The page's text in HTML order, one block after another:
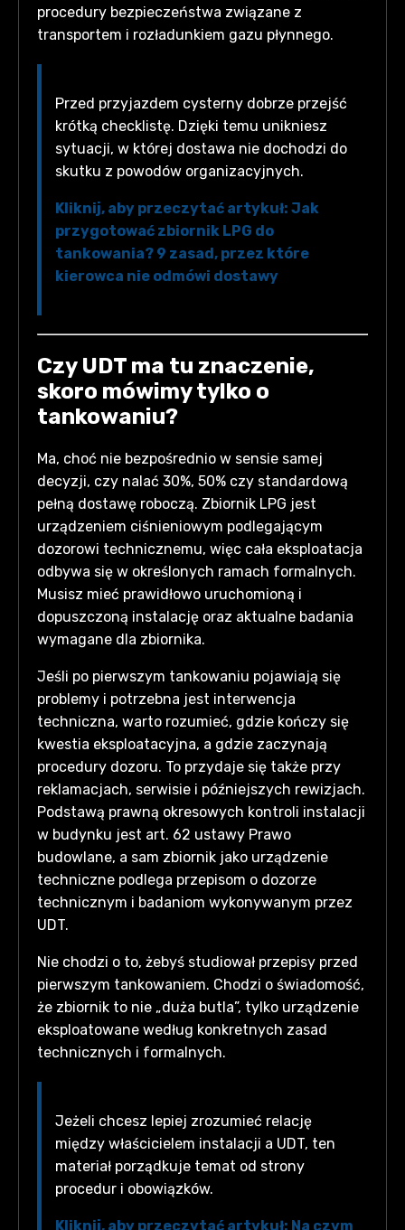
procedury bezpieczeństwa związane z
transportem i rozładunkiem gazu płynnego.
Przed przyjazdem cysterny dobrze przejść
krótką checklistę. Dzięki temu unikniesz
sytuacji, w której dostawa nie dochodzi do
skutku z powodów organizacyjnych.
Kliknij, aby przeczytać artykuł: Jak
przygotować zbiornik LPG do
tankowania? 9 zasad, przez które
kierowca nie odmówi dostawy
Czy UDT ma tu znaczenie,
skoro mówimy tylko o
tankowaniu?
Ma, choć nie bezpośrednio w sensie samej
decyzji, czy nalać 30%, 50% czy standardową
pełną dostawę roboczą. Zbiornik LPG jest
urządzeniem ciśnieniowym podlegającym
dozorowi technicznemu, więc cała eksploatacja
odbywa się w określonych ramach formalnych.
Musisz mieć prawidłowo uruchomioną i
dopuszczoną instalację oraz aktualne badania
wymagane dla zbiornika.
Jeśli po pierwszym tankowaniu pojawiają się
problemy i potrzebna jest interwencja
techniczna, warto rozumieć, gdzie kończy się
kwestia eksploatacyjna, a gdzie zaczynają
procedury dozoru. To przydaje się także przy
reklamacjach, serwisie i późniejszych rewizjach.
Podstawą prawną okresowych kontroli instalacji
w budynku jest art. 62 ustawy Prawo
budowlane, a sam zbiornik jako urządzenie
techniczne podlega przepisom o dozorze
technicznym i badaniom wykonywanym przez
UDT.
Nie chodzi o to, żebyś studiował przepisy przed
pierwszym tankowaniem. Chodzi o świadomość,
że zbiornik to nie „duża butla”, tylko urządzenie
eksploatowane według konkretnych zasad
technicznych i formalnych.
Jeżeli chcesz lepiej zrozumieć relację
między właścicielem instalacji a UDT, ten
materiał porządkuje temat od strony
procedur i obowiązków.
Kliknij, aby przeczytać artykuł: Na czym